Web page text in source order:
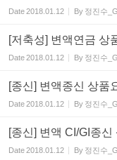
Date2018.01.12 By 정진수
[저축성] 변액연금 상
Date2018.01.12 By 정진수
[종신] 변액종신 상품
Date2018.01.12 By 정진수
[종신] 변액 CI/GI종
Date2018.01.12 By 정진수